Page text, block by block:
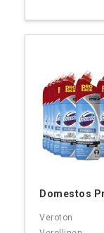
Domestos